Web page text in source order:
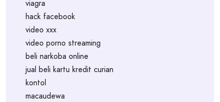
viagra
hack facebook
video xxx
video porno streaming
beli narkoba online
jual beli kartu kredit curian
kontol
macaudewa